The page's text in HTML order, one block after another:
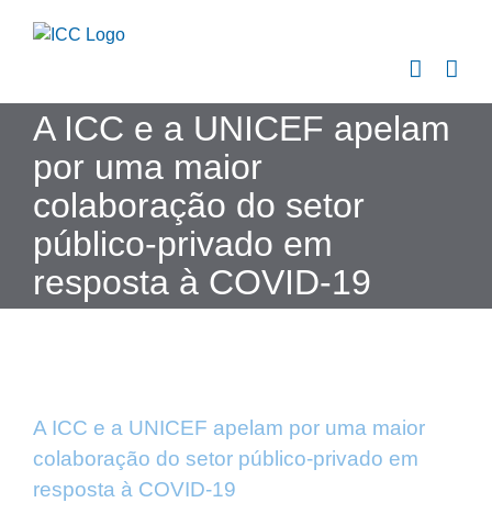
A ICC e a UNICEF apelam
por uma maior
colaboração do setor
público-privado em
resposta à COVID-19
A ICC e a UNICEF apelam por uma maior
colaboração do setor público-privado em
resposta à COVID-19